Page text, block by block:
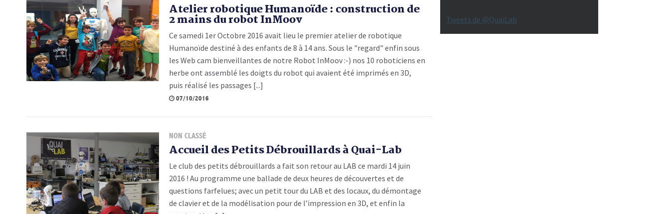
Atelier robotique Humanoïde : construction de
2 mains du robot InMoov
Ce samedi 1er Octobre 2016 avait lieu le premier atelier de robotique
Humanoïde destiné à des enfants de 8 à 14 ans. Sous le "regard" enfin sous
les Web cam bienveillantes de notre Robot InMoov :-) nos 10 roboticiens en
herbe ont assemblé les doigts du robot qui avaient été imprimés en 3D,
puis réalisé les passages [...]
07/10/2016
NON CLASSÉ
Accueil des Petits Débrouillards à Quai-Lab
Le club des petits débrouillards a fait son retour au LAB ce mardi 14 juin
2016 ! Au programme une ballade de deux heures de découvertes et de
questions farfelues; avec un petit tour du LAB et des locaux, du démontage
de clavier et de la modélisation pour de l’impression en 3D, et enfin la
Tweets de @QuaiLab